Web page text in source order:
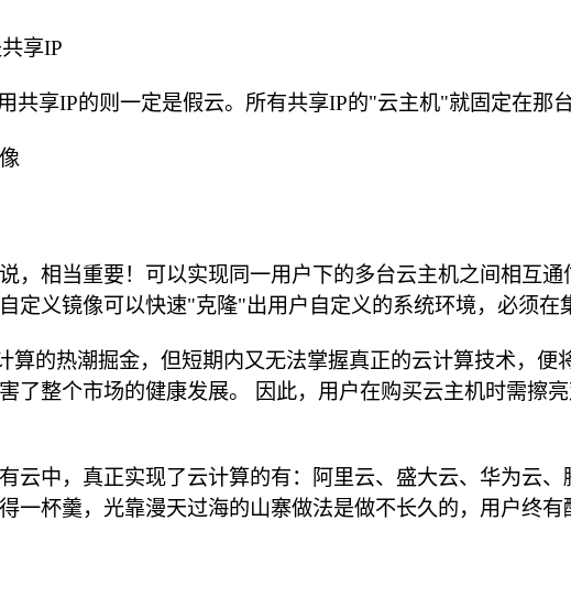
享IP
共享IP的则一定是假云。所有共享IP的"云主机"就固定在那
，相当重要！可以实现同一用户下的多台云主机之间相互
定义镜像可以快速"克隆"出用户自定义的系统环境，必须在
算的热潮掘金，但短期内又无法掌握真正的云计算技术，
了整个市场的健康发展。 因此，用户在购买云主机时需擦
云中，真正实现了云计算的有：阿里云、盛大云、华为云
一杯羹，光靠漫天过海的山寨做法是做不长久的，用户终